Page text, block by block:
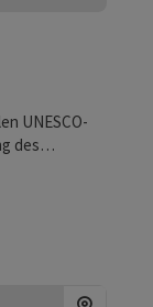
UNESCO-
des
Kultur unter
und das